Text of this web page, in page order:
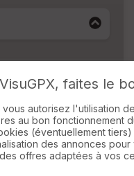
faites le
autorisez l'utilisation
au bon fonctionnement
(éventuellement
des annonces pour
offres adaptées à vos